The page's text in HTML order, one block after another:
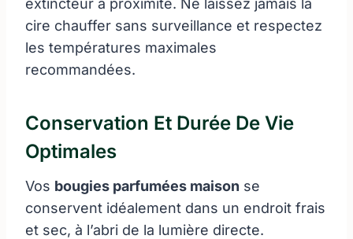
extincteur à proximité. Ne laissez jamais la
cire chauffer sans surveillance et respectez
les températures maximales
recommandées.
Conservation Et Durée De Vie
Optimales
Vos bougies parfumées maison se
conservent idéalement dans un endroit frais
et sec, à l’abri de la lumière directe.